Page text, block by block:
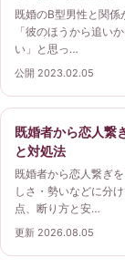
既婚のB型男性と関係
「彼のほうから追い
い」と思っ…
公開 2023.02.05
既婚者から恋人繋
と対処法
既婚者から恋人繋ぎ
しさ・勢いなどに分
点、断り方と安…
更新 2026.08.05